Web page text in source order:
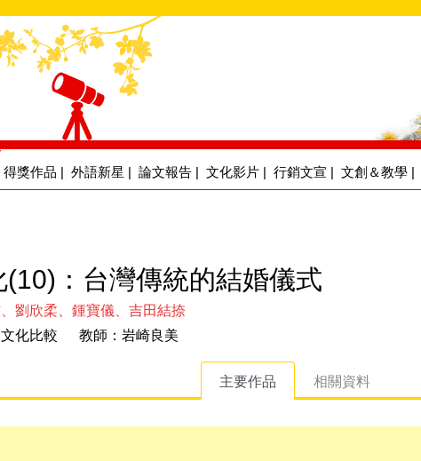
得獎作品 | 外語新星 | 論文報告 | 文化影片 | 行銷文宣 | 文創＆教學 |
(10)：台灣傳統的結婚儀式
劉欣柔、鍾寶儀、吉田結捺
文化比較 教師：岩崎良美
主要作品 相關資料